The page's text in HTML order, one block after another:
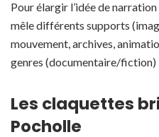
Pour élargir l’idée de
mêle différents supports
mouvement, archives,
genres (documentaire/fiction)
Les claquettes
Pocholle